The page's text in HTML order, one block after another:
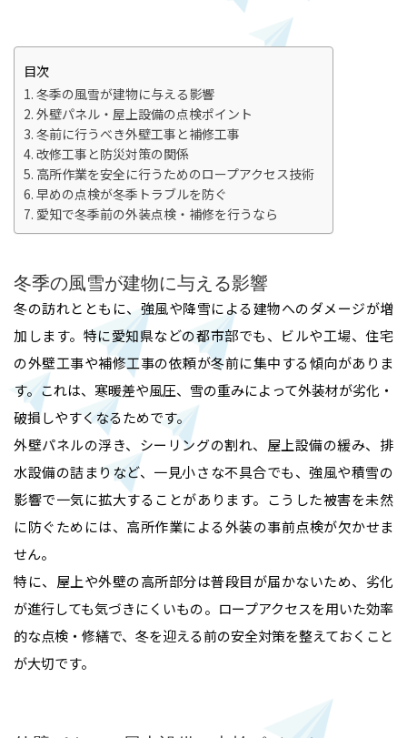
目次
冬季の風雪が建物に与える影響
外壁パネル・屋上設備の点検ポイント
冬前に行うべき外壁工事と補修工事
改修工事と防災対策の関係
高所作業を安全に行うためのロープアクセス技術
早めの点検が冬季トラブルを防ぐ
愛知で冬季前の外装点検・補修を行うなら
冬季の風雪が建物に与える影響
冬の訪れとともに、強風や降雪による建物へのダメージが増
加します。特に愛知県などの都市部でも、ビルや工場、住宅
の外壁工事や補修工事の依頼が冬前に集中する傾向がありま
す。これは、寒暖差や風圧、雪の重みによって外装材が劣化・
破損しやすくなるためです。
外壁パネルの浮き、シーリングの割れ、屋上設備の緩み、排
水設備の詰まりなど、一見小さな不具合でも、強風や積雪の
影響で一気に拡大することがあります。こうした被害を未然
に防ぐためには、高所作業による外装の事前点検が欠かせま
せん。
特に、屋上や外壁の高所部分は普段目が届かないため、劣化
が進行しても気づきにくいもの。ロープアクセスを用いた効率
的な点検・修繕で、冬を迎える前の安全対策を整えておくこと
が大切です。